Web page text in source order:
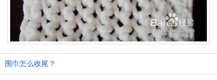
围巾怎么收尾？